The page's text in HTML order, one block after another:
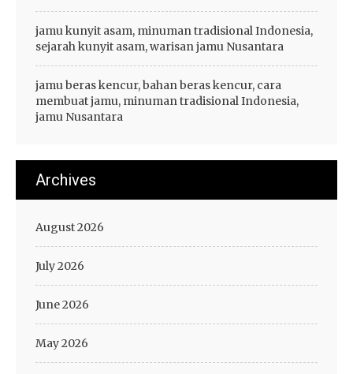
jamu kunyit asam, minuman tradisional Indonesia,
sejarah kunyit asam, warisan jamu Nusantara
jamu beras kencur, bahan beras kencur, cara
membuat jamu, minuman tradisional Indonesia,
jamu Nusantara
Archives
August 2026
July 2026
June 2026
May 2026